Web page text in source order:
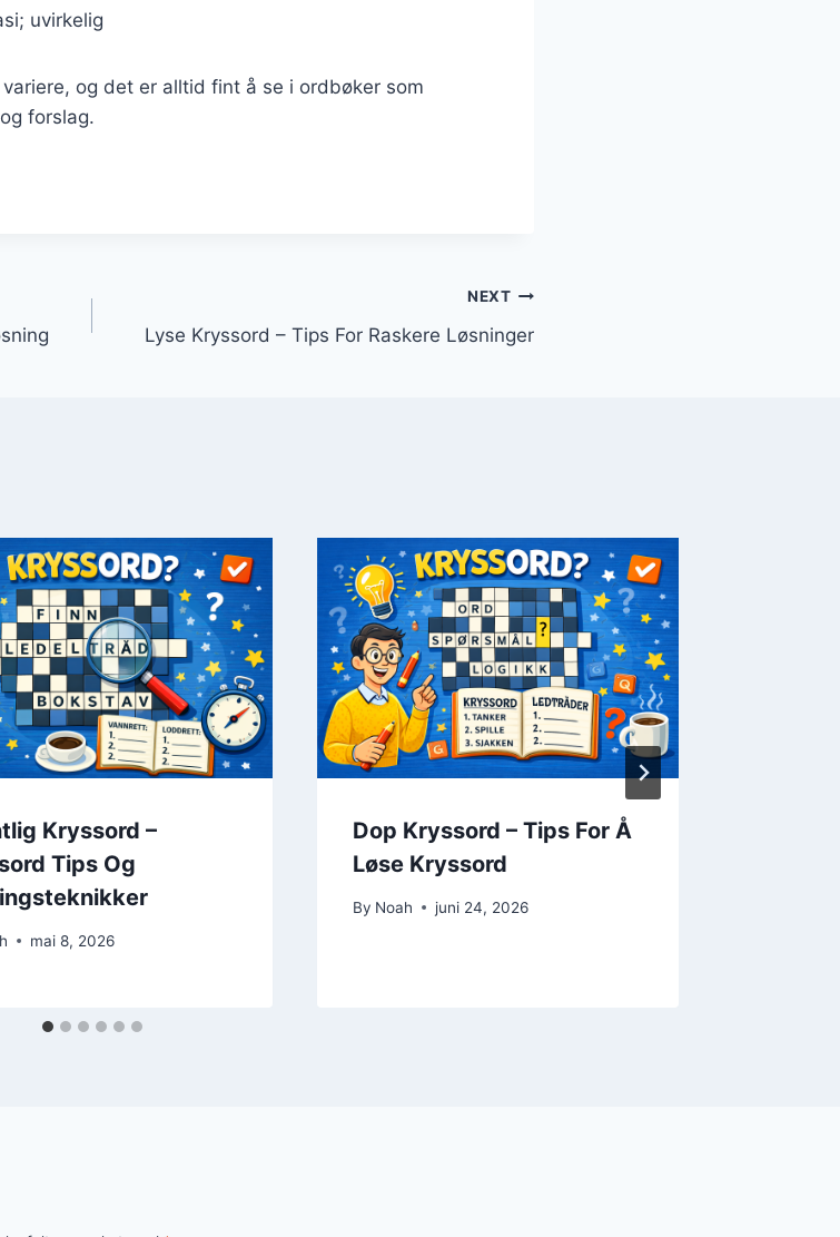
uvirkelig
og det er alltid fint å se i ordbøker som
forslag.
NEXT
Lyse Kryssord – Tips For Raskere Løsninger
Kryssord –
Tips Og
mai 8, 2026
Dop Kryssord – Tips For Å
Løse Kryssord
By Noah juni 24, 2026